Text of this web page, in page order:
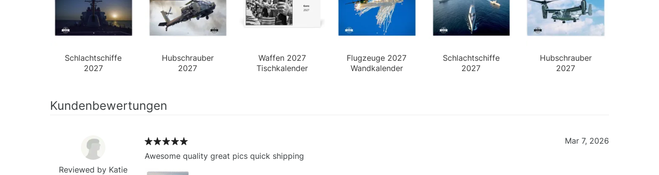
Schlachtschiffe
2027
Hubschrauber
2027
Waffen 2027
Tischkalender
Flugzeuge 2027
Wandkalender
Schlachtschiffe
2027
Hubschrauber
2027
Kundenbewertungen
Reviewed by Katie
Awesome quality great pics quick shipping
Mar 7, 2026